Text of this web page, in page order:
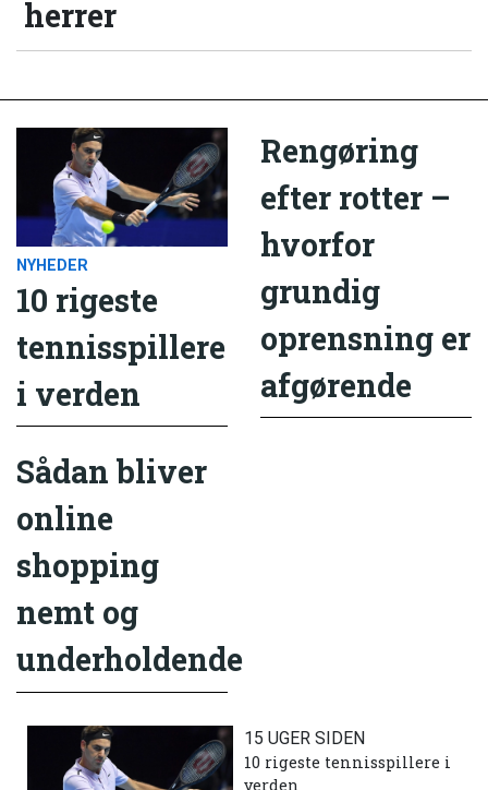
herrer
NYHEDER
10 rigeste
tennisspillere
i verden
Rengøring
efter rotter –
hvorfor
grundig
oprensning er
afgørende
Sådan bliver
online
shopping
nemt og
underholdende
15 UGER SIDEN
10 rigeste tennisspillere i
verden